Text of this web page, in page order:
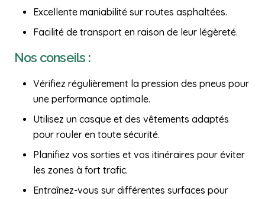
Excellente maniabilité sur routes asphaltées.
Facilité de transport en raison de leur légèreté.
Nos conseils :
Vérifiez régulièrement la pression des pneus pour
une performance optimale.
Utilisez un casque et des vêtements adaptés
pour rouler en toute sécurité.
Planifiez vos sorties et vos itinéraires pour éviter
les zones à fort trafic.
Entraînez-vous sur différentes surfaces pour